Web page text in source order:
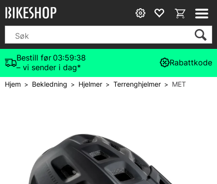
Bestill før 03:59:37
– vi sender i dag*
Rabattkode
Hjem> Bekledning > Hjelmer>Terrenghjelmer> MET